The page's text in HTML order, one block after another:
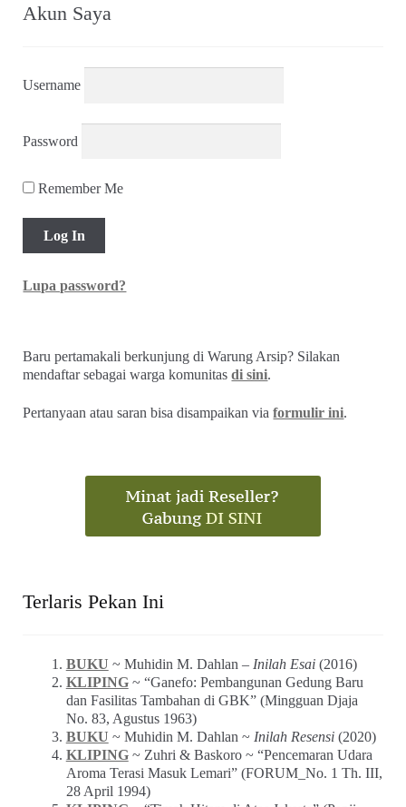
Akun Saya
Username
Password
Remember Me
Lupa password?
Baru pertamakali berkunjung di Warung Arsip? Silakan
mendaftar sebagai warga komunitasdi sini.
Pertanyaan atau saran bisa disampaikan viaformulir ini.
Terlaris Pekan Ini
BUKU ~ Muhidin M. Dahlan – Inilah Esai(2016)
KLIPING~ “Ganefo: Pembangunan Gedung Baru
dan Fasilitas Tambahan di GBK” (Mingguan Djaja
No. 83, Agustus 1963)
BUKU ~ Muhidin M. Dahlan ~ Inilah Resensi(2020)
KLIPING~ Zuhri & Baskoro ~ “Pencemaran Udara
Aroma Terasi Masuk Lemari” (FORUM_No. 1 Th. III,
28 April 1994)